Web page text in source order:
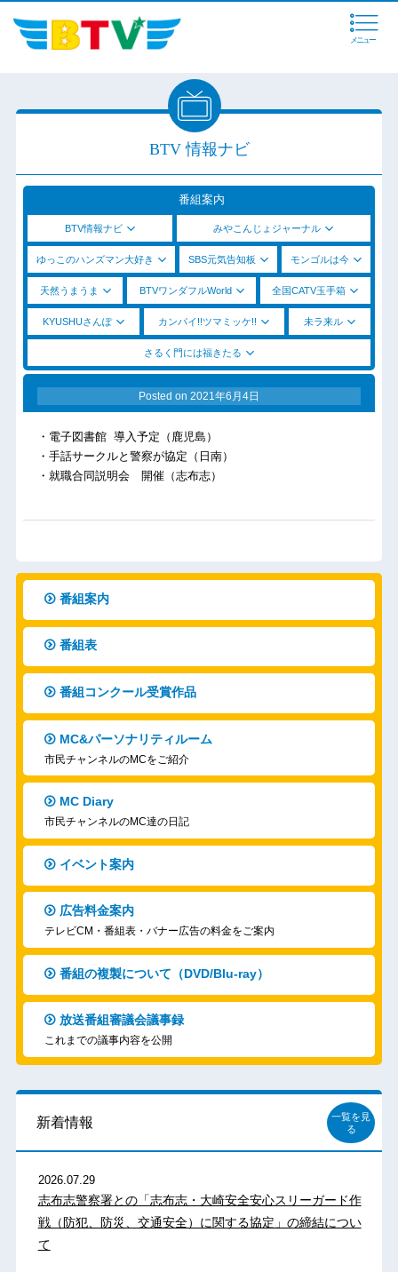
メニュー
BTV 情報ナビ
番組案内
BTV情報ナビ みやこんじょジャーナル
ゆっこのハンズマン大好き SBS元気告知板 モンゴルは今
天然うまうま BTVワンダフルWorld 全国CATV玉手箱
KYUSHUさんぽ カンパイ!!ツマミッケ!! 未ラ来ル
さるく門には福きたる
Posted on 2021年6月4日
・電子図書館 導入予定（鹿児島）
・手話サークルと警察が協定（日南）
・就職合同説明会 開催（志布志）
番組案内
番組表
番組コンクール受賞作品
MC&パーソナリティルーム
市民チャンネルのMCをご紹介
MC Diary
市民チャンネルのMC達の日記
イベント案内
広告料金案内
テレビCM・番組表・バナー広告の料金をご案内
番組の複製について（DVD/Blu-ray）
放送番組審議会議事録
これまでの議事内容を公開
新着情報
一覧を見
る
2026.07.29
志布志警察署との「志布志・大崎安全安心スリーガード作
戦（防犯、防災、交通安全）に関する協定」の締結につい
て